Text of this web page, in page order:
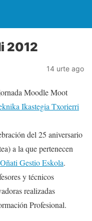
2012
14 urte ago
Moodle Moot
Ikastegia Txorierri
del 25 aniversario
a la que pertenecen
Oñati Gestio Eskola.
y técnicos
realizadas
Profesional.